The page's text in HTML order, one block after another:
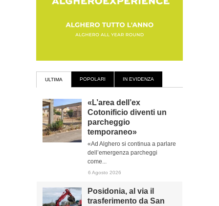
ULTIMA POPOLARI IN EVIDENZA
«L’area dell’ex
Cotonificio diventi un
parcheggio
temporaneo»
«Ad Alghero si continua a parlare
dell’emergenza parcheggi
come...
6 Agosto 2026
Posidonia, al via il
trasferimento da San